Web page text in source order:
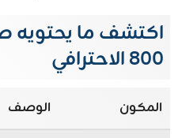
800 الاحترافي
المكون الوصف